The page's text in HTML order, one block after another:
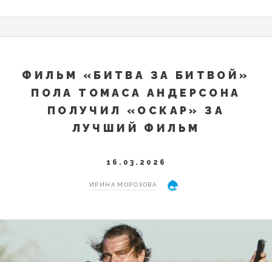
ФИЛЬМ «БИТВА ЗА БИТВОЙ»
ПОЛА ТОМАСА АНДЕРСОНА
ПОЛУЧИЛ «ОСКАР» ЗА
ЛУЧШИЙ ФИЛЬМ
16.03.2026
ИРИНА МОРОЗОВА